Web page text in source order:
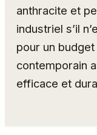
anthracite et
industriel s’il
pour un
contemporain
efficace et